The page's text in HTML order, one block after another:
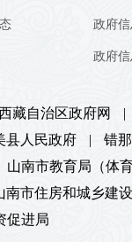
政府
政府
藏自治区政府网 |
县人民政府 | 错
山南市教育局（体育
南市住房和城乡建
促进局